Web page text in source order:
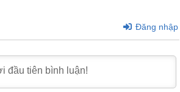
Đăng nhập